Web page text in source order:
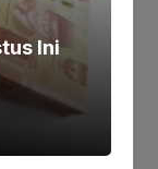
Ini